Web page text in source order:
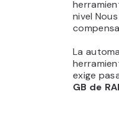
nivel
La
exige
GB de